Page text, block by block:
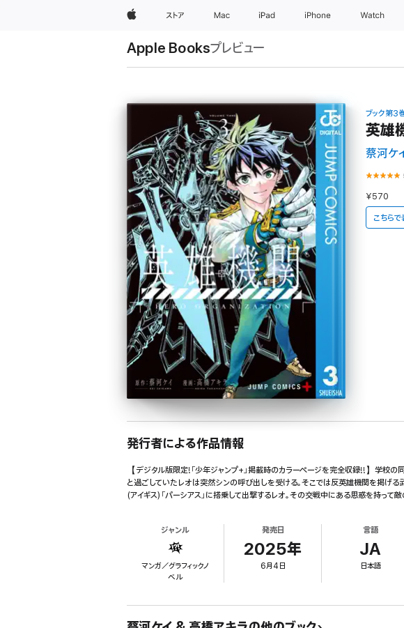
Appleストア Mac iPad iPhone Watch
Apple Booksプレビュー
ブック第3
英雄
蔡河ケ
¥570
こちらで
発行者による作品情報
【デジタル版限定!「少年ジャンプ+」掲載時のカラーページを完全収録!!】学校
と過ごしていたレオは突然シンの呼び出しを受ける。そこでは反英雄機関を掲げ
(アイギス)「パーシアス」に搭乗して出撃するレオ。その交戦中にある思惑を持って
ジャンル
マンガ／グラフィックノ
ベル
発売日
2025年
6月4日
言語
JA
日本語